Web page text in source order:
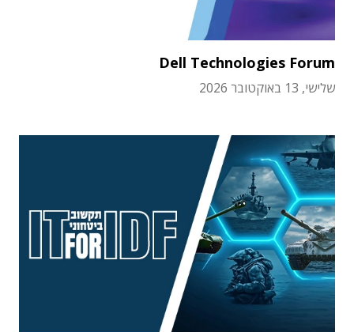
Dell Technologies Forum
שלישי, 13 באוקטובר 2026